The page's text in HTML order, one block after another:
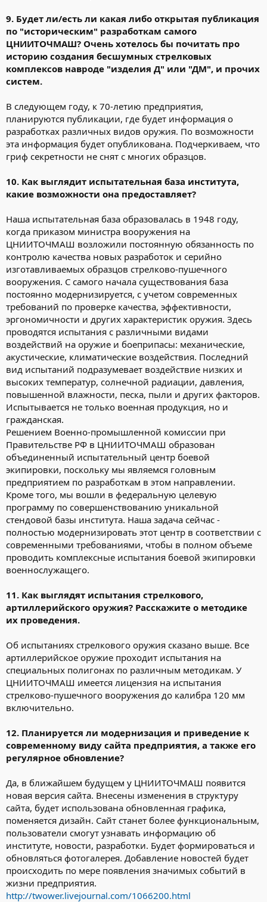
9. Будет ли/есть ли какая либо открытая публикация
по "историческим" разработкам самого
ЦНИИТОЧМАШ? Очень хотелось бы почитать про
историю создания бесшумных стрелковых
комплексов навроде "изделия Д" или "ДМ", и прочих
систем.
В следующем году, к 70-летию предприятия,
планируются публикации, где будет информация о
разработках различных видов оружия. По возможности
эта информация будет опубликована. Подчеркиваем, что
гриф секретности не снят с многих образцов.
10. Как выглядит испытательная база института,
какие возможности она предоставляет?
Наша испытательная база образовалась в 1948 году,
когда приказом министра вооружения на
ЦНИИТОЧМАШ возложили постоянную обязанность по
контролю качества новых разработок и серийно
изготавливаемых образцов стрелково-пушечного
вооружения. С самого начала существования база
постоянно модернизируется, с учетом современных
требований по проверке качества, эффективности,
эргономичности и других характеристик оружия. Здесь
проводятся испытания с различными видами
воздействий на оружие и боеприпасы: механические,
акустические, климатические воздействия. Последний
вид испытаний подразумевает воздействие низких и
высоких температур, солнечной радиации, давления,
повышенной влажности, песка, пыли и других факторов.
Испытывается не только военная продукция, но и
гражданская.
Решением Военно-промышленной комиссии при
Правительстве РФ в ЦНИИТОЧМАШ образован
объединенный испытательный центр боевой
экипировки, поскольку мы являемся головным
предприятием по разработкам в этом направлении.
Кроме того, мы вошли в федеральную целевую
программу по совершенствованию уникальной
стендовой базы института. Наша задача сейчас -
полностью модернизировать этот центр в соответствии с
современными требованиями, чтобы в полном объеме
проводить комплексные испытания боевой экипировки
военнослужащего.
11. Как выглядят испытания стрелкового,
артиллерийского оружия? Расскажите о методике
их проведения.
Об испытаниях стрелкового оружия сказано выше. Все
артиллерийское оружие проходит испытания на
специальных полигонах по различным методикам. У
ЦНИИТОЧМАШ имеется лицензия на испытания
стрелково-пушечного вооружения до калибра 120 мм
включительно.
12. Планируется ли модернизация и приведение к
современному виду сайта предприятия, а также его
регулярное обновление?
Да, в ближайшем будущем у ЦНИИТОЧМАШ появится
новая версия сайта. Внесены изменения в структуру
сайта, будет использована обновленная графика,
поменяется дизайн. Сайт станет более функциональным,
пользователи смогут узнавать информацию об
институте, новости, разработки. Будет формироваться и
обновляться фотогалерея. Добавление новостей будет
происходить по мере появления значимых событий в
жизни предприятия.
http://twower.livejournal.com/1066200.html